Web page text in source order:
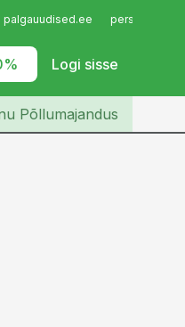
palgauudised.ee
Logi sisse
Põllumajandus